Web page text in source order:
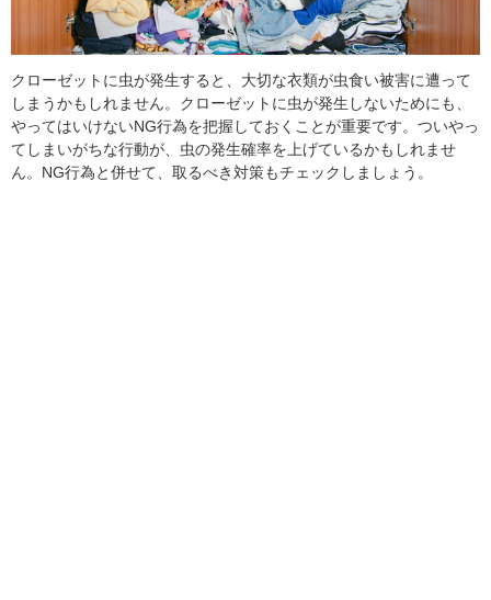
クローゼットに虫が発生すると、大切な衣類が虫食い被害に遭って
しまうかもしれません。クローゼットに虫が発生しないためにも、
やってはいけないNG行為を把握しておくことが重要です。ついやっ
てしまいがちな行動が、虫の発生確率を上げているかもしれませ
ん。NG行為と併せて、取るべき対策もチェックしましょう。